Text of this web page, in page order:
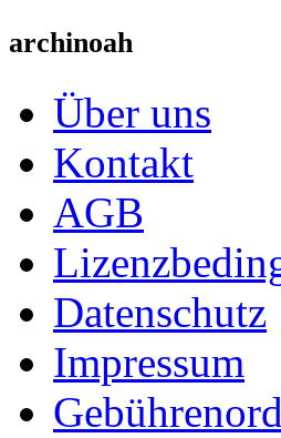
archinoah
Über uns
Kontakt
AGB
Datenschutz
Impressum